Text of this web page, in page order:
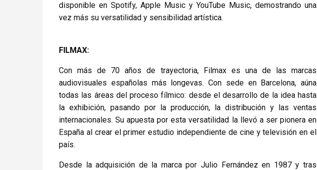
disponible en Spotify, Apple Music y YouTube Music, demostrando una
vez más su versatilidad y sensibilidad artística.
FILMAX:
Con más de 70 años de trayectoria, Filmax es una de las marcas
audiovisuales españolas más longevas. Con sede en Barcelona, aúna
todas las áreas del proceso fílmico: desde el desarrollo de la idea hasta
la exhibición, pasando por la producción, la distribución y las ventas
internacionales. Su apuesta por esta versatilidad la llevó a ser pionera en
España al crear el primer estudio independiente de cine y televisión en el
país.
Desde la adquisición de la marca por Julio Fernández en 1987 y tras